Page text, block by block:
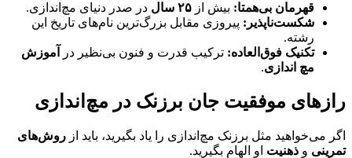
قهرمان بی‌همتا: بیش از ۲۵ سال
در صدر دنیای مچ‌اندازی.
شکست‌ناپذیر: پیروزی مقابل بزرگ‌ترین نام‌های تاریخ این
رشته.
تکنیک فوق‌العاده: ترکیب قدرت و فنون بی‌نظیر در
آموزش
مچ اندازی.
رازهای موفقیت جان برزنک در مچ‌اندازی
اگر می‌خواهید مثل برزنک مچ‌اندازی را یاد بگیرید، باید از روش‌های
تمرینی و ذهنیت او الهام بگیرید.